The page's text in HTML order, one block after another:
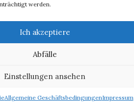
werden.
Ich akzeptiere
Abfälle
Einstellungen ansehen
Allgemeine GeschäftsbedingungenImpressum